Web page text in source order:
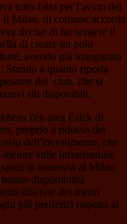
tutto fatto per l'avvio dei
Milan, di comune accordo
deciso di far sorgere il
di creare un polo
avendo già inaugurato
Stando a quanto riporta
del club, che si
siti disponibili.
l'ex area Falck di
proprio a ridosso dei
dell'investimento, che
sulle infrastrutture
di manovra al Milan:
disponibilità
alla rete dei mezzi
più periferici rispetto al